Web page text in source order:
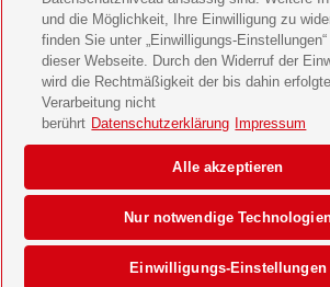
Welt der Wunder Geschenkabo
GEO Geschenkabo verschenken
Datenschutz &
Einwilligungs-Einstellungen
©
und die Möglichkeit, Ihre Einwilligung zu
finden Sie unter „Einwilligungs-
dieser Webseite. Durch den Widerruf der
wird die Rechtmäßigkeit der bis dahin
Verarbeitung nicht
berührt Datenschutzerklärung Impressum
Einwilligungs-Einstellungen
Nur notwendige
Alle akzeptieren